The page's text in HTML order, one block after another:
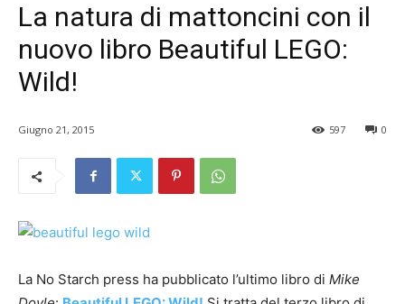
La natura di mattoncini con il
nuovo libro Beautiful LEGO:
Wild!
Giugno 21, 2015 0
597
La No Starch press ha pubblicato l’ultimo libro di Mike